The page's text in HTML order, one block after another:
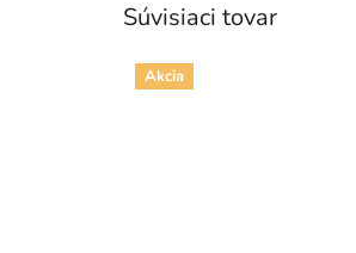
Súvisiaci tovar
Akcia